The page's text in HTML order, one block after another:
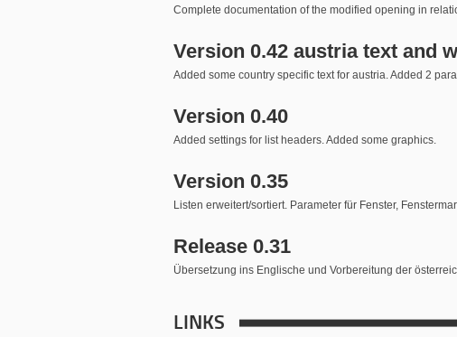
Complete documentation of the modified opening in
Version 0.42 austria text and
Added some country specific text for austria. Added 2
Version 0.40
Added settings for list headers. Added some graphics.
Version 0.35
Listen erweitert/sortiert. Parameter für Fenster,
Release 0.31
Übersetzung ins Englische und Vorbereitung der
LINKS